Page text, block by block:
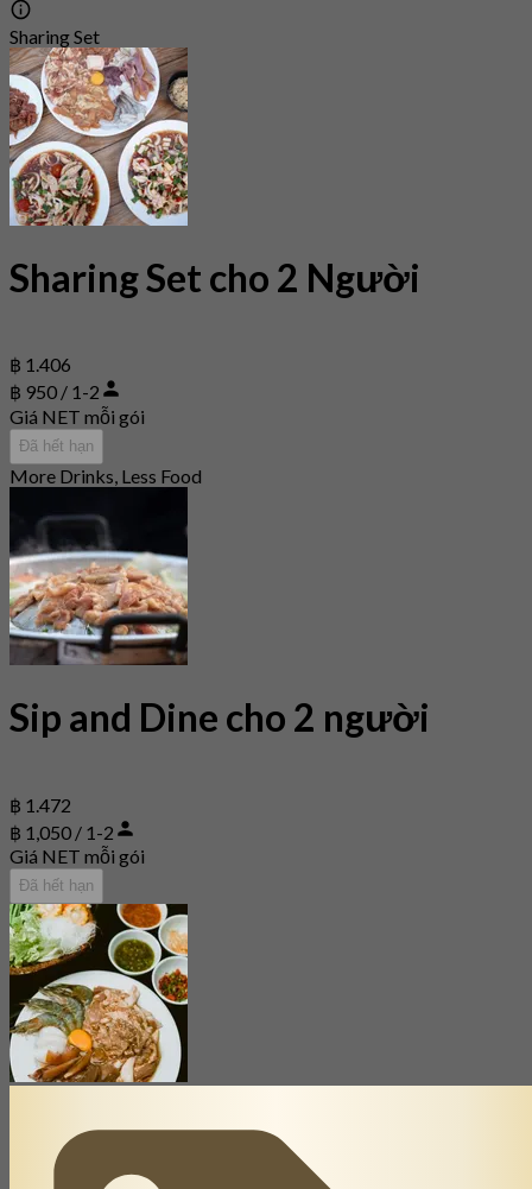
Sharing Set
Sharing Set cho 2 Người
฿ 1.406
฿ 950 / 1-2
Giá NET mỗi gói
Đã hết hạn
More Drinks, Less Food
Sip and Dine cho 2 người
฿ 1.472
฿ 1,050 / 1-2
Giá NET mỗi gói
Đã hết hạn